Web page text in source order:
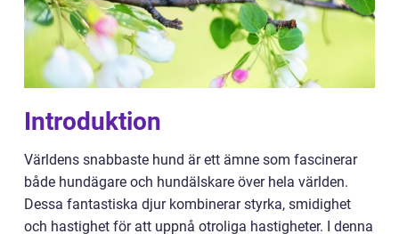
Introduktion
Världens snabbaste hund är ett ämne som fascinerar
både hundägare och hundälskare över hela världen.
Dessa fantastiska djur kombinerar styrka, smidighet
och hastighet för att uppnå otroliga hastigheter. I denna